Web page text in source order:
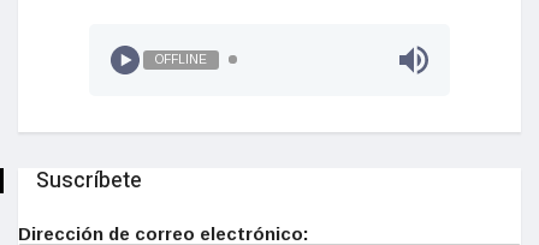
OFFLINE
Suscríbete
Dirección de correo electrónico: